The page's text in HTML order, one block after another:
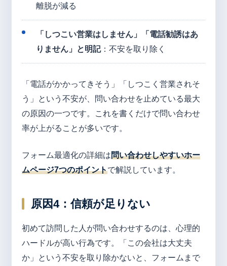
離脱が減る
「しつこい営業はしません」「電話勧誘はあ
りません」と明記：不安を取り除く
「電話がかかってきそう」「しつこく営業されそ
う」という不安が、問い合わせを止めている最大
の原因の一つです。これを書くだけで問い合わせ
率が上がることが多いです。
フォーム最適化の詳細は問い合わせしやすいホー
ムページ7つのポイントで解説しています。
原因4：信頼が足りない
初めて訪問した人が問い合わせするのは、心理的
ハードルが高い行為です。「この会社は大丈夫
か」という不安を取り除かないと、フォームまで